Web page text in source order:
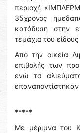
περιοχή
35χρονος
κατάδυση στην
τεμάχια του
Από την οικεία
επιβολής των
ενώ τα
*****
Με μέριμνα του